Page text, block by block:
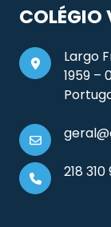
COLÉGIO
Largo
1959 –
218